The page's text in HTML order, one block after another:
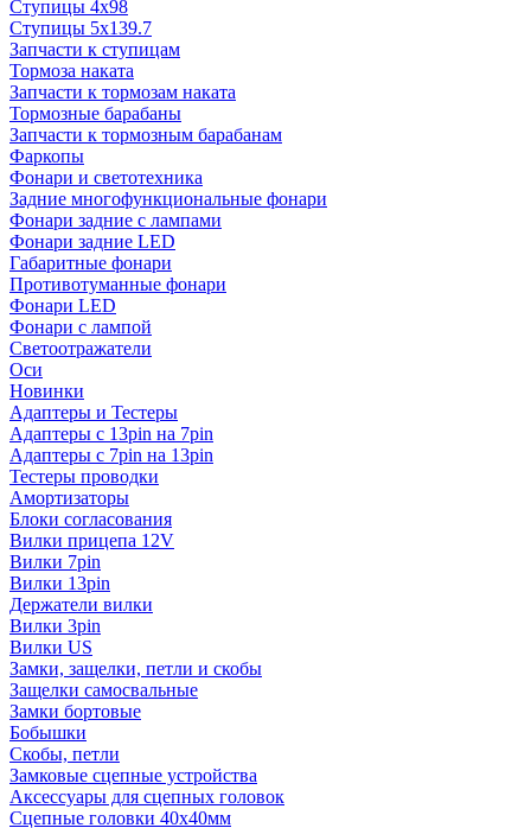
Ступицы 4x98
Ступицы 5x139.7
Запчасти к ступицам
Тормоза наката
Запчасти к тормозам наката
Тормозные барабаны
Запчасти к тормозным барабанам
Фаркопы
Фонари и светотехника
Задние многофункциональные фонари
Фонари задние с лампами
Фонари задние LED
Габаритные фонари
Противотуманные фонари
Фонари LED
Фонари с лампой
Светоотражатели
Оси
Новинки
Адаптеры и Тестеры
Адаптеры с 13pin на 7pin
Адаптеры с 7pin на 13pin
Тестеры проводки
Амортизаторы
Блоки согласования
Вилки прицепа 12V
Вилки 7pin
Вилки 13pin
Держатели вилки
Вилки 3pin
Вилки US
Замки, защелки, петли и скобы
Защелки самосвальные
Замки бортовые
Бобышки
Скобы, петли
Замковые сцепные устройства
Аксессуары для сцепных головок
Сцепные головки 40x40мм